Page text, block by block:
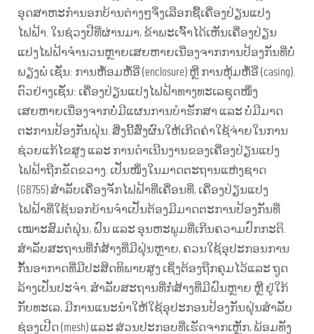
ອຸດສາຫະກຳນອກບ້ານຕ່າງໆຈຶ່ງເລືອກຊື້ເຄື່ອງປ່ຽນແປງ
ໄຟຟ້າ. ໃນຊ່ວງປີທີ່ຜ່ານມາ, ຂ້າພະເຈົ້າໄດ້ເຫັນເຄື່ອງປ່ຽນ
ແປງໄຟຟ້າຈຳນວນຫຼາຍເສຍຫາຍເນື່ອງຈາກການປ້ອງກັນທີ່ບໍ່
ພຽງພໍ ເຊັ່ນ: ການຫໍ້ອມຫໍ້ອີ່ (enclosure) ຫຼື ການຫຸ້ມຫໍ້ອີ່ (casing).
ຕົວຢ່າງເຊັ່ນ: ເຄື່ອງປ່ຽນແປງໄຟຟ້າທາງທະເລຊຸດໜຶ່ງ
ເສຍຫາຍເນື່ອງຈາກບໍ່ມີແຜນການບໍາຮັກສາ ແລະ ບໍ່ມີມາດ
ຕະການປ້ອງກັນຝຸ່ນ. ສິ່ງນີ້ສົ່ງຜົນໃຫ້ເກີດຄ່າໃຊ້ຈ່າຍໃນການ
ຊ່ວຍແກ້ໄຂສູງ ແລະ ການດຳເນີນງານຂອງເຄື່ອງປ່ຽນແປງ
ໄຟຟ້າຖືກຂັດຂວາງ. ເປັນໜຶ່ງໃນມາດຕະຖານແຫ່ງຊາດ
(GB755) ສຳລັບເຄື່ອງຈັກໄຟຟ້າທີ່ເຄື່ອນທີ່, ເຄື່ອງປ່ຽນແປງ
ໄຟຟ້າທີ່ໃຊ້ນອກບ້ານຈຳເປັນຕ້ອງມີມາດຕະການປ້ອງກັນທີ່
ເໝາະສົມຕໍ່ຝຸ່ນ, ຝົນ ແລະ ອຸນຫະພູມທີ່ເກີນຄວາມປົກກະຕິ.
ສຳລັບສະຖານທີ່ກໍ່ສ້າງທີ່ມີຝຸ່ນຫຼາຍ, ຄວນໃຊ້ອຸປະກອນການ
ກັ້ນອາກາດທີ່ມີປະສິດທິພາບສູງ ເຊິ່ງຕ້ອງຖືກຄຸມໄວ້ແລະ ຖູດ
ລ້າງເປັນປະຈຳ. ສຳລັບສະຖານທີ່ກໍ່ສ້າງທີ່ມີຝົນຫຼາຍ ຫຼື ຢູ່ໃກ້
ກັບທະເລ, ມີການແນະນຳໃຫ້ໃຊ້ອຸປະກອນປ້ອງກັນຝຸ່ນສຳລັບ
ຊ່ອງເປີດ (mesh) ແລະ ສ່ວນປະກອບທີ່ເຮັດຈາກເຫຼັກ, ພ້ອມທັງ